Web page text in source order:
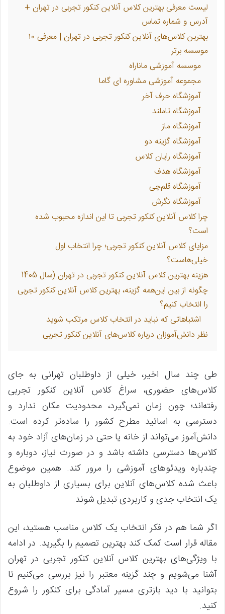
لیست معرفی بهترین کلاس آنلاین کنکور تجربی در تهران +
آدرس و شماره تماس
بهترین کلاس‌های آنلاین کنکور تجربی در تهران | معرفی ۱۰
موسسه برتر
موسسه آموزشی ماناراه
مجموعه آموزشی مشاوره ای گاما
آموزشگاه حرف آخر
آموزشگاه تاملند
آموزشگاه ماز
آموزشگاه گزینه دو
آموزشگاه رایان کلاس
آموزشگاه هدف
آموزشگاه قلم‌چی
آموزشگاه نگرش
چرا کلاس آنلاین کنکور تجربی تا این اندازه محبوب شده
است؟
مزایای کلاس آنلاین کنکور تجربی؛ چرا انتخاب اول
خیلی‌هاست؟
هزینه بهترین کلاس آنلاین کنکور تجربی در تهران (سال 1405
چگونه از بین این‌همه گزینه، بهترین کلاس آنلاین کنکور تجربی
را انتخاب کنیم؟
اشتباهاتی که نباید در انتخاب کلاس مرتکب شوید
نظر دانش‌آموزان درباره کلاس‌های آنلاین کنکور تجربی
طی چند سال اخیر، خیلی از داوطلبان تهرانی به جای
کلاس‌های حضوری، سراغ کلاس آنلاین کنکور تجربی
رفته‌اند؛ چون زمان نمی‌گیرد، محدودیت مکان ندارد و
دسترسی به اساتید مطرح کشور را ساده‌تر کرده است.
دانش‌آموز می‌تواند از خانه یا حتی در زمان‌های آزاد خود به
کلاس‌ها دسترسی داشته باشد و در صورت نیاز، دوباره و
چندباره ویدئوهای آموزشی را مرور کند. همین موضوع
باعث شده کلاس‌های آنلاین برای بسیاری از داوطلبان به
یک انتخاب جدی و کاربردی تبدیل شوند.
اگر شما هم در فکر انتخاب یک کلاس مناسب هستید، این
مقاله قرار است کمک کند بهترین تصمیم را بگیرید. در ادامه
با ویژگی‌های بهترین کلاس آنلاین کنکور تجربی در تهران
آشنا می‌شویم و چند گزینه معتبر را نیز بررسی می‌کنیم تا
بتوانید با دید بازتری مسیر آمادگی برای کنکور را شروع
کنید.